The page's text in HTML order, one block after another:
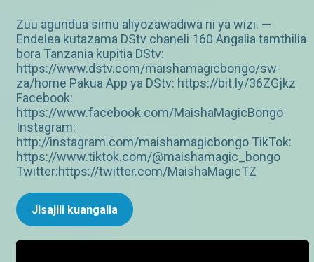
Zuu agundua simu aliyozawadiwa ni ya wizi. —
Endelea kutazama DStv chaneli 160 Angalia tamthilia
bora Tanzania kupitia DStv:
https://www.dstv.com/maishamagicbongo/sw-
za/home Pakua App ya DStv: https://bit.ly/36ZGjkz
Facebook:
https://www.facebook.com/MaishaMagicBongo
Instagram:
http://instagram.com/maishamagicbongo TikTok:
https://www.tiktok.com/@maishamagic_bongo
Twitter:https://twitter.com/MaishaMagicTZ
Jisajili kuangalia